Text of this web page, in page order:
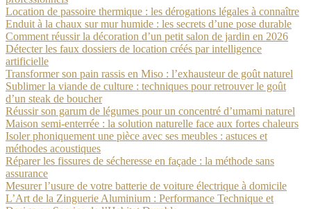
Location de passoire thermique : les dérogations légales à connaître
Enduit à la chaux sur mur humide : les secrets d’une pose durable
Comment réussir la décoration d’un petit salon de jardin en 2026
Détecter les faux dossiers de location créés par intelligence
artificielle
Transformer son pain rassis en Miso : l’exhausteur de goût naturel
Sublimer la viande de culture : techniques pour retrouver le goût
d’un steak de boucher
Réussir son garum de légumes pour un concentré d’umami naturel
Maison semi-enterrée : la solution naturelle face aux fortes chaleurs
Isoler phoniquement une pièce avec ses meubles : astuces et
méthodes acoustiques
Réparer les fissures de sécheresse en façade : la méthode sans
assurance
Mesurer l’usure de votre batterie de voiture électrique à domicile
L’Art de la Zinguerie Aluminium : Performance Technique et